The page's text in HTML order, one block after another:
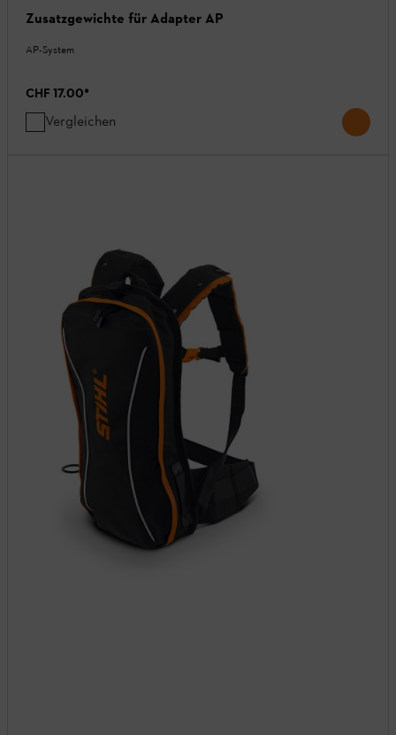
Zusatzgewichte für Adapter AP
AP-System
CHF 17.00*
Vergleichen